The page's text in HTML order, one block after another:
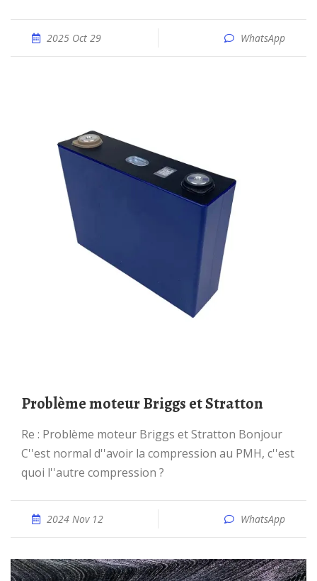
2025 Oct 29 WhatsApp
Problème moteur Briggs et Stratton
Re : Problème moteur Briggs et Stratton Bonjour
C''est normal d''avoir la compression au PMH, c''est
quoi l''autre compression ?
2024 Nov 12 WhatsApp